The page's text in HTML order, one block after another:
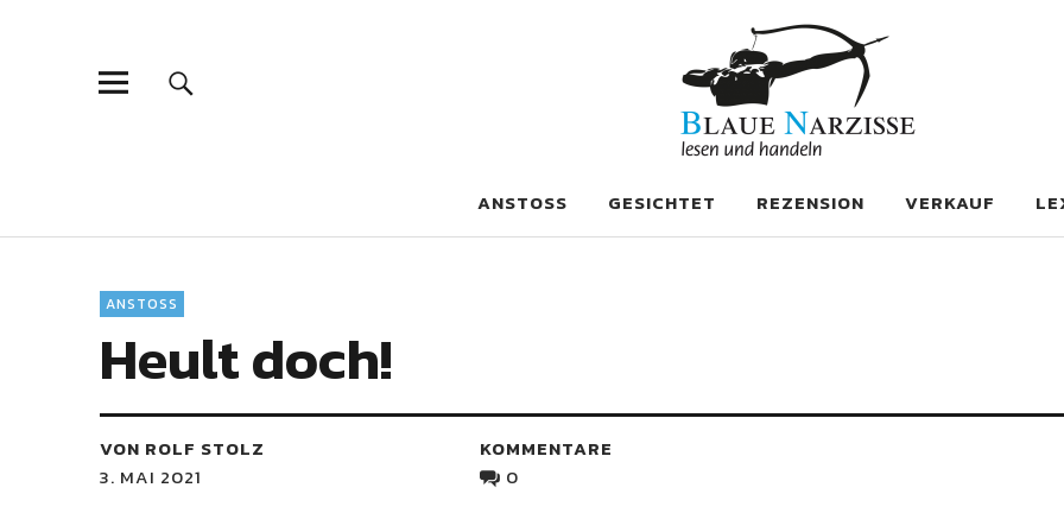
Blaue Narzisse
ANSTOSS GESICHTET REZENSION VERKAUF
ANSTOSS
Heult doch!
VON ROLF STOLZ
3. MAI 2021
KOMMENTARE
0